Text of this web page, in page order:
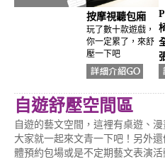
按摩視聽包廂
玩了數十款遊戲，
你一定累了，來舒
壓一下吧
自遊舒壓空間區
自遊的藝文空間，這裡有桌遊、
大家就一起來文青一下吧！另外
體預約包場或是不定期藝文表演